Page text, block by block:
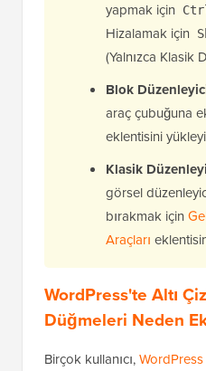
yapmak için
Hizalamak için
(Yalnızca Klasik
Blok
araç çubuğuna
eklentisini
Klasik
görsel
bırakmak için
Araçları
WordPress'te Altı
Düğmeleri Neden
Birçok kullanıcı,WordPress